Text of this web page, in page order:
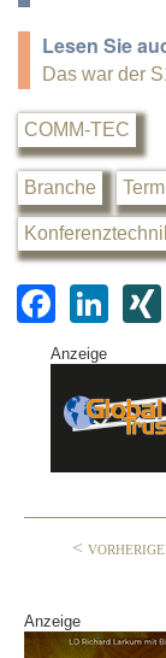
Lesen Sie
Das war der
COMM-TEC
Branche
F
a
c
e
o
Li
k
e
Anzeige
<
Anzeige